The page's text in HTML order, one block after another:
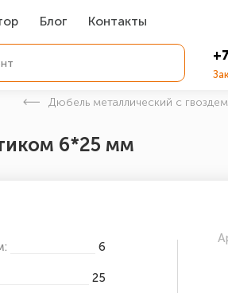
Блог Контакты
Дюбель металлический с гвоздем
6*25 мм
6
25